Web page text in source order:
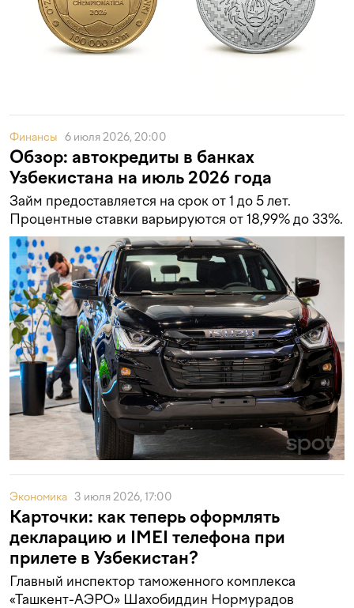
Финансы 6 июля 2026, 20:00
Обзор: автокредиты в банках
Узбекистана на июль 2026 года
Займ предоставляется на срок от 1 до 5 лет.
Процентные ставки варьируются от 18,99% до 33%.
Экономика 3 июля 2026, 17:00
Карточки: как теперь оформлять
декларацию и IMEI телефона при
прилете в Узбекистан?
Главный инспектор таможенного комплекса
«Ташкент-АЭРО» Шахобиддин Нормурадов